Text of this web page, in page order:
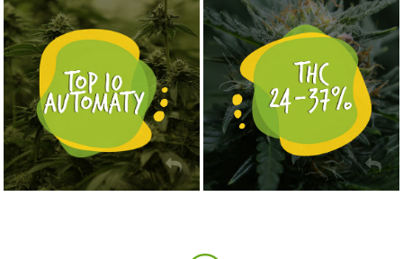
NASIONA MARIHUANY TOP 10 AUTOFLOWERING
KUP TERAZ MOCNE ODMIANY MARIHUANY THC OD 24 - 37%
KUP TERAZ